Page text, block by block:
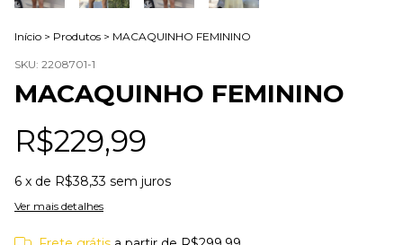
Início > Produtos > MACAQUINHO FEMININO
SKU: 2208701-1
MACAQUINHO FEMININO
R$229,99
6 x de R$38,33 sem juros
Ver mais detalhes